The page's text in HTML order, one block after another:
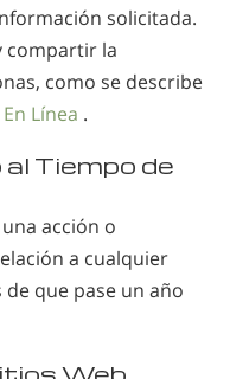
solicitada.
compartir la
como se describe
Línea .
Tiempo de
acción o
a cualquier
que pase un año